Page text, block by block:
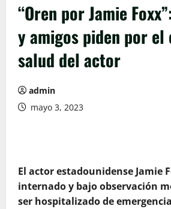
“Oren por Jamie
y amigos piden por el
salud del actor
admin
mayo 3, 2023
El actor estadounidense Jamie
internado y bajo observación
ser hospitalizado de